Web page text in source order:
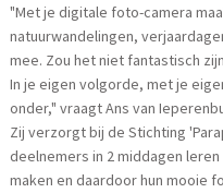
"Met je digitale foto-camera
natuurwandelingen,
mee. Zou het niet fantastisch
In je eigen volgorde, met je
onder," vraagt Ans van
Zij verzorgt bij de Stichting
deelnemers in 2 middagen
maken en daardoor hun mooie